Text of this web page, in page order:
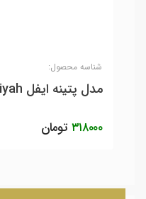
شناسه محصول:
مدل پتینه ایفل siyah
۳۱۸۰۰۰ تومان